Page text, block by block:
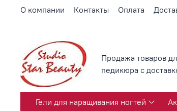
О компании Контакты Оплата
Продажа товаров
педикюра с
Гели для наращивания ногтей